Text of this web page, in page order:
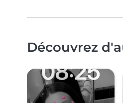
Découvrez